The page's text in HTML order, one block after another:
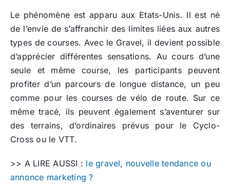
Le phénomène est apparu aux Etats-Unis. Il est né
de l’envie de s’affranchir des limites liées aux autres
types de courses. Avec le Gravel, il devient possible
d’apprécier différentes sensations. Au cours d’une
seule et même course, les participants peuvent
profiter d’un parcours de longue distance, un peu
comme pour les courses de vélo de route. Sur ce
même tracé, ils peuvent également s’aventurer sur
des terrains, d’ordinaires prévus pour le Cyclo-
Cross ou le VTT.
>> A LIRE AUSSI : le gravel, nouvelle tendance ou
annonce marketing ?